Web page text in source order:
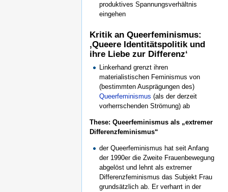
produktives Spannungsverhältnis
eingehen
Kritik an Queerfeminismus:
‚Queere Identitätspolitik und
ihre Liebe zur Differenz‘
Linkerhand grenzt ihren
materialistischen Feminismus von
(bestimmten Ausprägungen des)
Queerfeminismus (als der derzeit
vorherrschenden Strömung) ab
These: Queerfeminismus als „extremer
Differenzfeminismus“
der Queerfeminismus hat seit Anfang
der 1990er die Zweite Frauenbewegung
abgelöst und lehnt als extremer
Differenzfeminismus das Subjekt Frau
grundsätzlich ab. Er verharrt in der